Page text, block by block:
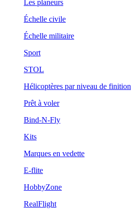
Les planeurs
Échelle civile
Échelle militaire
Sport
STOL
Hélicoptères par niveau de finition
Prêt à voler
Bind-N-Fly
Kits
Marques en vedette
E-flite
HobbyZone
RealFlight